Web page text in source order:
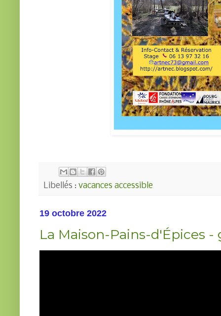
Libellés : vacances accessible
19 octobre 2022
La Maison-Pains-d'Épices